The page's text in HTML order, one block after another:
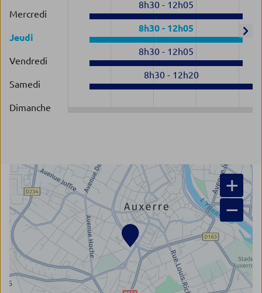
Mercredi
8h30- 12h05
Jeudi
8h30- 12h05
Vendredi
8h30- 12h05
Samedi
8h30- 12h20
Dimanche
+
−